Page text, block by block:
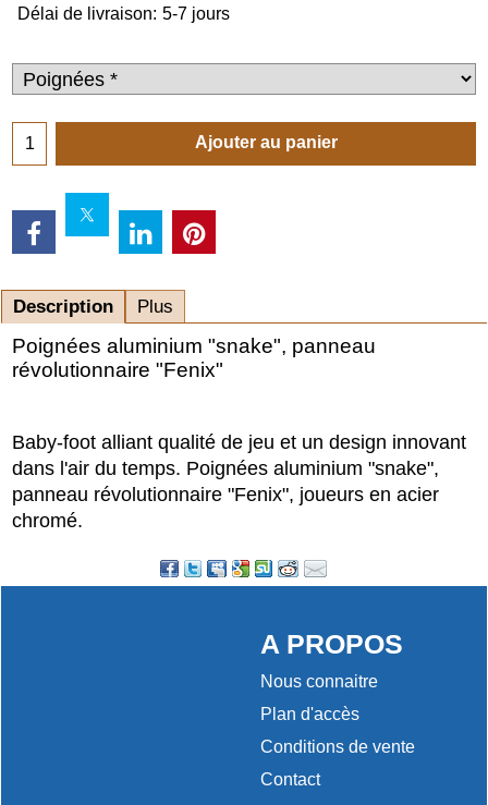
Délai de livraison: 5-7 jours
Ajouter au panier
Description Plus
Poignées aluminium "snake", panneau
révolutionnaire "Fenix"
Baby-foot alliant qualité de jeu et un design innovant
dans l'air du temps. Poignées aluminium "snake",
panneau révolutionnaire "Fenix", joueurs en acier
chromé.
A PROPOS
Nous connaitre
Plan d'accès
Conditions de vente
Contact